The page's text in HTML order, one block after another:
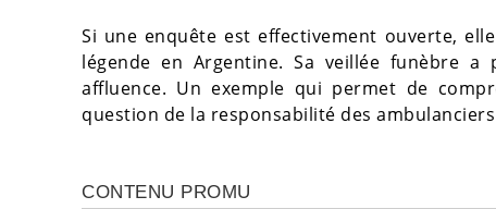
Si une enquête est effectivement ouverte,
légende en Argentine. Sa veillée funèbre
affluence. Un exemple qui permet de
question de la responsabilité des